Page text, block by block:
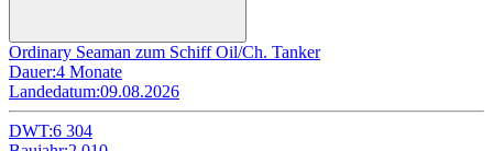
Ordinary Seaman zum Schiff Oil/Ch. Tanker
Dauer:4 Monate
Landedatum:09.08.2026
DWT:6 304